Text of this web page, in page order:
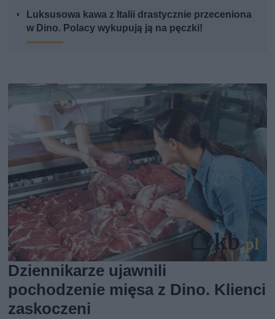
Luksusowa kawa z Italii drastycznie przeceniona
w Dino. Polacy wykupują ją na pęczki!
Dziennikarze ujawnili
pochodzenie mięsa z Dino. Klienci
zaskoczeni